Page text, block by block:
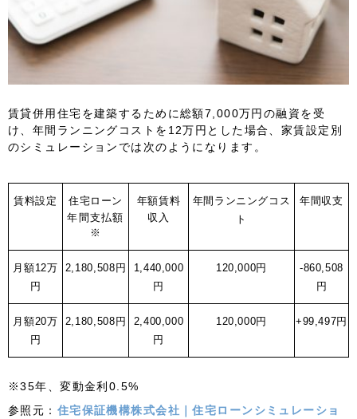
賃貸併用住宅を建築するために総額7,000万円の融資を受
け、年間ランニングコストを12万円とした場合、家賃設定別
のシミュレーションでは次のようになります。
賃料設定
住宅ローン
年間支払額
※
年額賃料
収入
年間ランニングコス
ト
年間収支
月額12万
円
2,180,508円
1,440,000
円
120,000円
-860,508
円
月額20万
円
2,180,508円
2,400,000
円
120,000円 +99,497円
※35年、変動金利0.5%
参照元： 住宅保証機構株式会社｜住宅ローンシミュレーショ